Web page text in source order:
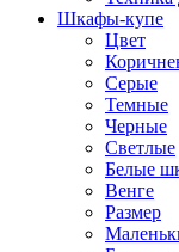
Шкафы-купе
Цвет
Серые
Темные
Черные
Светлые
Белые
Венге
Размер